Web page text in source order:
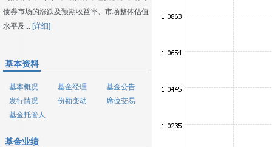
债券市场的涨跌及预期收益率、市场整体估值
水平及... [详细]
基本资料
基本概况 基金经理
基金公告
发行情况
份额变动
席位交易
基金托管人
基金业绩